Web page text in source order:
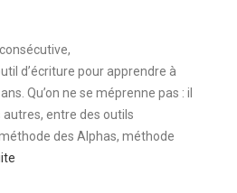
d’écriture pour apprendre à
Qu’on ne se méprenne pas : il
autres, entre des outils
des Alphas, méthode